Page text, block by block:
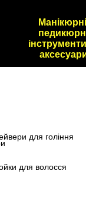
для гоління
для волосся